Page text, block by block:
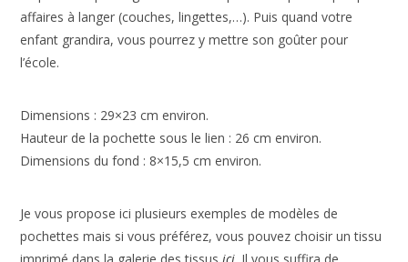
affaires à langer (couches, lingettes,…). Puis quand votre
enfant grandira, vous pourrez y mettre son goûter pour
l’école.
Dimensions : 29×23 cm environ.
Hauteur de la pochette sous le lien : 26 cm environ.
Dimensions du fond : 8×15,5 cm environ.
Je vous propose ici plusieurs exemples de modèles de
pochettes mais si vous préférez, vous pouvez choisir un tissu
imprimé dans la galerie des tissus ici . Il vous suffira de